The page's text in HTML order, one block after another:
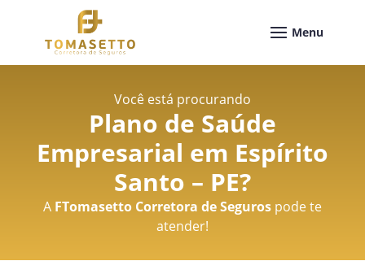
Você está procurando
Plano de Saúde
Empresarial em Espírito
Santo – PE?
A FTomasetto Corretora de Segurospode te
atender!